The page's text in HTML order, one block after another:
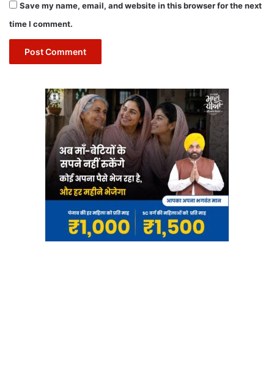
Save my name, email, and website in this browser for the next
time I comment.